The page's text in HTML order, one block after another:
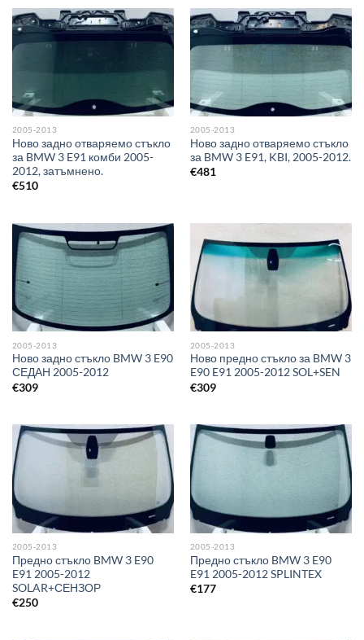
2005-2013
Ново задно отваряемо стъкло
за BMW 3 E91 комби 2005-
2012, затъмнено.
€510
2005-2013
Ново задно отваряемо стъкло
за BMW 3 E91, KBI, 2005-2012.
€481
2005-2013
Ново задно стъкло BMW 3 E90
СЕДАН 2005-2012
€309
2005-2013
Ново предно стъкло за BMW 3
E90 E91 2005-2012 SOL+SEN
€309
2005-2013
Предно стъкло BMW 3 E90
E91 2005-2012
SOLAR+СЕНЗОР
€250
2005-2013
Предно стъкло BMW 3 E90
E91 2005-2012 SPLINTEX
€177